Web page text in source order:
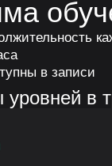
уровней
вы увидите,
уровней на
находить уровни
значимость,
торговли.